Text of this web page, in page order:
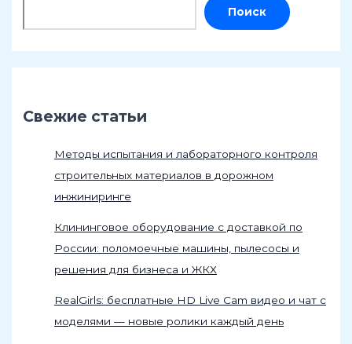
Поиск
Свежие статьи
Методы испытания и лабораторного контроля
строительных материалов в дорожном
инжиниринге
Клининговое оборудование с доставкой по
России: поломоечные машины, пылесосы и
решения для бизнеса и ЖКХ
RealGirls: бесплатные HD Live Cam видео и чат с
моделями — новые ролики каждый день